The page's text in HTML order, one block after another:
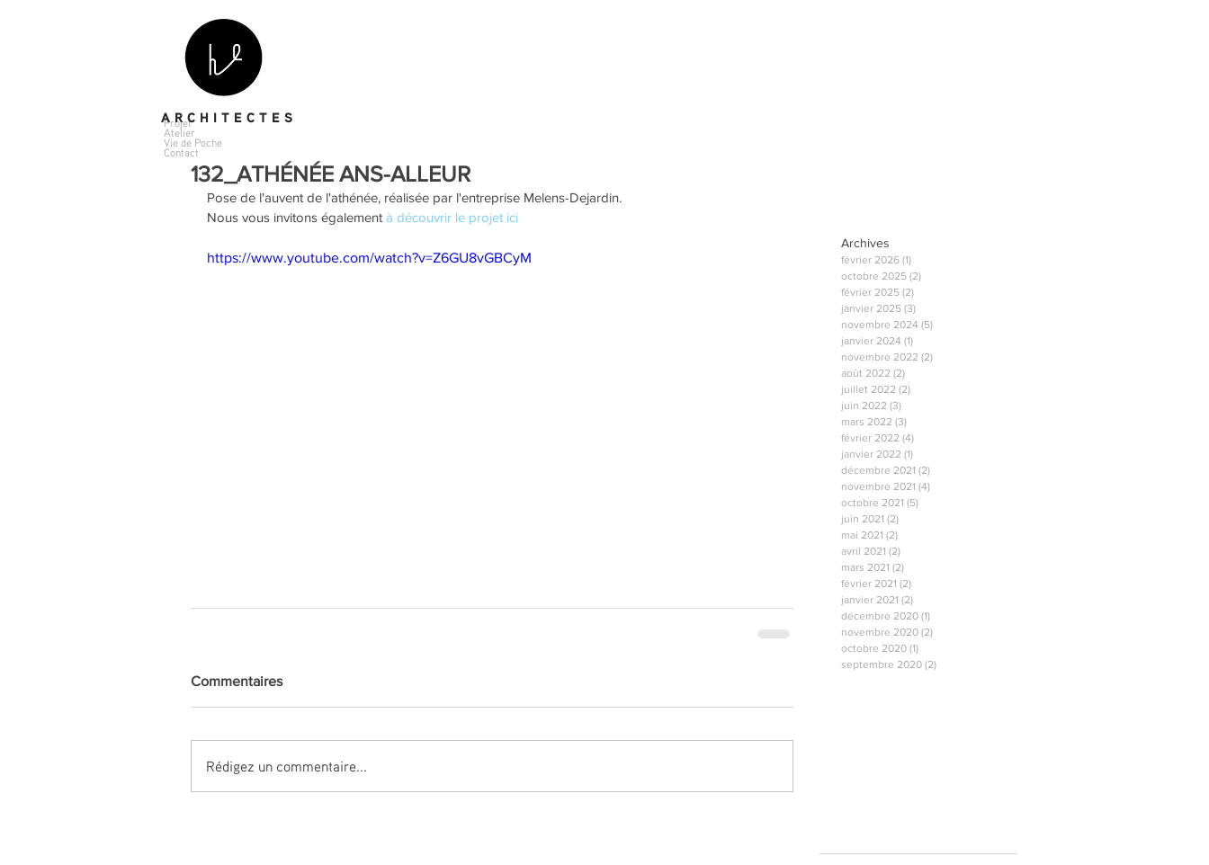
A R C H I T E C T E S
132_ATHÉNÉE ANS-ALLEUR
Pose de l'auvent de l'athénée, réalisée par l'entreprise Melens-Dejardin.
Nous vous invitons également à découvrir le projet ici
https://www.youtube.com/watch?v=Z6GU8vGBCyM
Commentaires
Rédigez un commentaire...
Archives
février 2026 (1)
octobre 2025 (2)
février 2025 (2)
janvier 2025 (3)
novembre 2024 (5)
janvier 2024 (1)
novembre 2022 (2)
août 2022 (2)
juillet 2022 (2)
juin 2022 (3)
mars 2022 (3)
février 2022 (4)
janvier 2022 (1)
décembre 2021 (2)
novembre 2021 (4)
octobre 2021 (5)
juin 2021 (2)
mai 2021 (2)
avril 2021 (2)
mars 2021 (2)
février 2021 (2)
janvier 2021 (2)
décembre 2020 (1)
novembre 2020 (2)
octobre 2020 (1)
septembre 2020 (2)
Projet
Atelier
Vie de Poche
Contact